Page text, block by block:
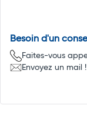
Besoin d'un
Faites-vous
Envoyez un mail !